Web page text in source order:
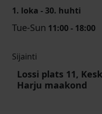
1. loka - 30. huhti
Tue-Sun 11:00 - 18:00
Sijainti
Lossi plats 11,
Harju maakond